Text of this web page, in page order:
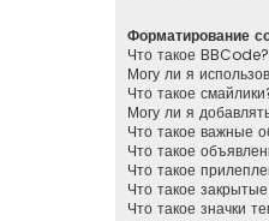
Форматирование
Что такое BBCode?
Могу ли я
Что такое
Могу ли я
Что такое важные
Что такое
Что такое
Что такое
Что такое значки